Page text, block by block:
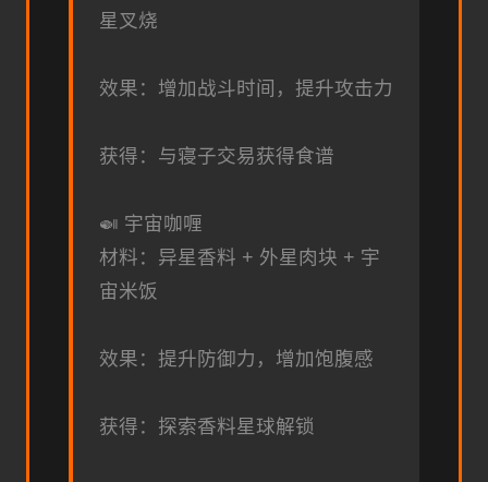
星叉烧
效果：增加战斗时间，提升攻击力
获得：与寝子交易获得食谱
🍛 宇宙咖喱
材料：异星香料 + 外星肉块 + 宇
宙米饭
效果：提升防御力，增加饱腹感
获得：探索香料星球解锁